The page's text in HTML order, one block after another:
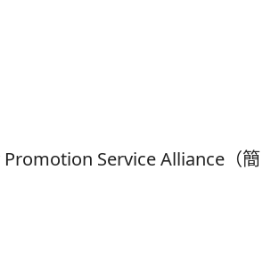
Service Alliance（簡